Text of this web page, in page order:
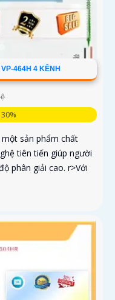
464H 4 KÊNH
sản phẩm chất
tiên tiến giúp người
phân giải cao. r>Với